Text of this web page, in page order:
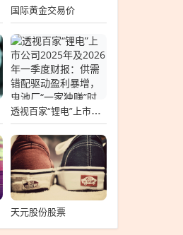
国际黄金交易价
透视百家“锂电”上市公司2025年及2026年一季度财报：供需错配驱动盈利暴增，电池厂“一家独赚”时代终结
天元股份股票